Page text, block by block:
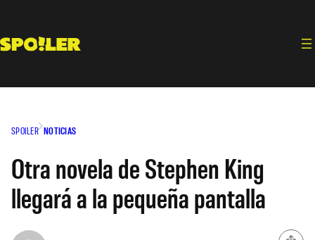
contenido
SPOILER NOTICIAS
Otra novela de Stephen King
llegará a la pequeña pantalla